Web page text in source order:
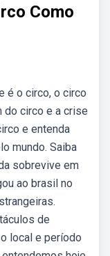
Como
é o circo, o circo
do circo e a crise
e entenda
mundo. Saiba
sobrevive em
ao brasil no
de
local e período